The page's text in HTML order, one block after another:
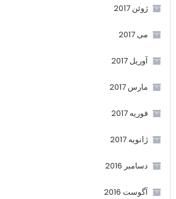
ژوئن 2017
می 2017
آوریل 2017
مارس 2017
فوریه 2017
ژانویه 2017
دسامبر 2016
آگوست 2016